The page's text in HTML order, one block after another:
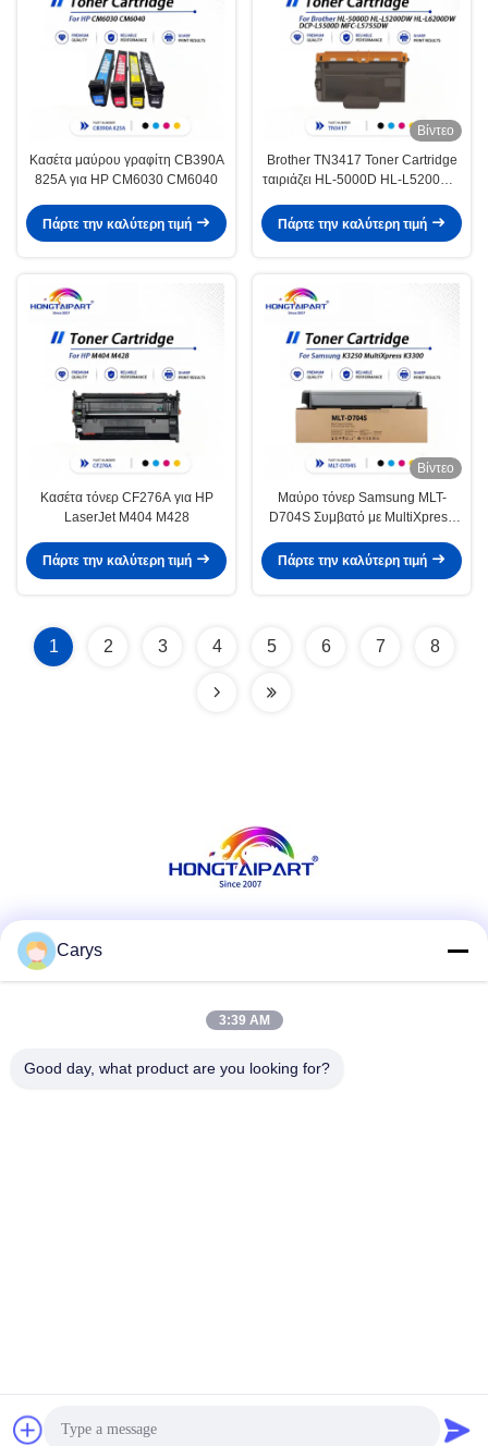
Κασέτα μαύρου γραφίτη CB390A
825A για HP CM6030 CM6040
Πάρτε την καλύτερη τιμή
Βίντεο
Brother TN3417 Toner Cartridge
ταιριάζει HL-5000D HL-L5200DW
MFC-L5755DW
Πάρτε την καλύτερη τιμή
Κασέτα τόνερ CF276A για HP
LaserJet M404 M428
Πάρτε την καλύτερη τιμή
Βίντεο
Μαύρο τόνερ Samsung MLT-
D704S Συμβατό με MultiXpress
Πάρτε την καλύτερη τιμή
1 2 3 4 5 6 7 8
δικαιώματα © 2016-2026 HongTai Office Accessories Ltd . Όλοι
Δικαιώματα που διατηρούνται.
Carys
3:39 AM
Good day, what product are you looking for?